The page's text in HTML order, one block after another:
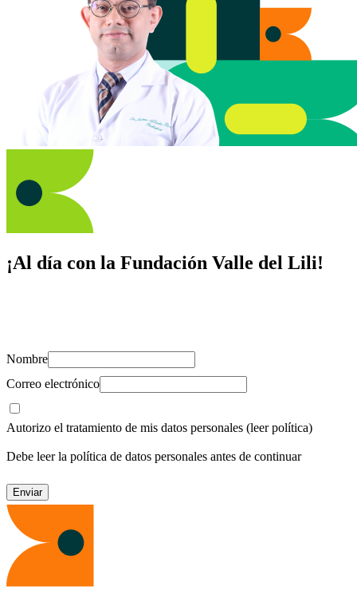
¡Al día con la Fundación Valle del Lili!
Nombre
Correo electrónico
Autorizo el tratamiento de mis datos personales (leer política)
Debe leer la política de datos personales antes de continuar